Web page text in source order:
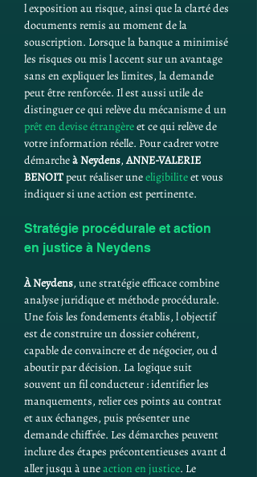
l exposition au risque, ainsi que la clarté des
documents remis au moment de la
souscription. Lorsque la banque a minimisé
les risques ou mis l accent sur un avantage
sans en expliquer les limites, la demande
peut être renforcée. Il est aussi utile de
distinguer ce qui relève du mécanisme d un
prêt en devise étrangère et ce qui relève de
votre information réelle. Pour cadrer votre
démarche à Neydens, ANNE-VALERIE
BENOIT peut réaliser une eligibilite et vous
indiquer si une action est pertinente.
Stratégie procédurale et action
en justice à Neydens
À Neydens, une stratégie efficace combine
analyse juridique et méthode procédurale.
Une fois les fondements établis, l objectif
est de construire un dossier cohérent,
capable de convaincre et de négocier, ou d
aboutir par décision. La logique suit
souvent un fil conducteur : identifier les
manquements, relier ces points au contrat
et aux échanges, puis présenter une
demande chiffrée. Les démarches peuvent
inclure des étapes précontentieuses avant d
aller jusqu à une action en justice. Le